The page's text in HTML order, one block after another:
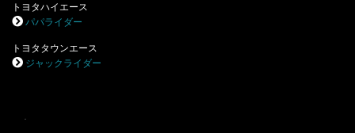
トヨタハイエース
パパライダー
トヨタタウンエース
ジャックライダー